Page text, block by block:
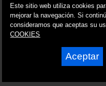
© 2006 - 2026 Portal de Ojós
info@portaldeojos.es
Síguenos en:
Este sitio web utiliza cookies
mejorar la navegación. Si
consideramos que aceptas su
COOKIES
Aceptar